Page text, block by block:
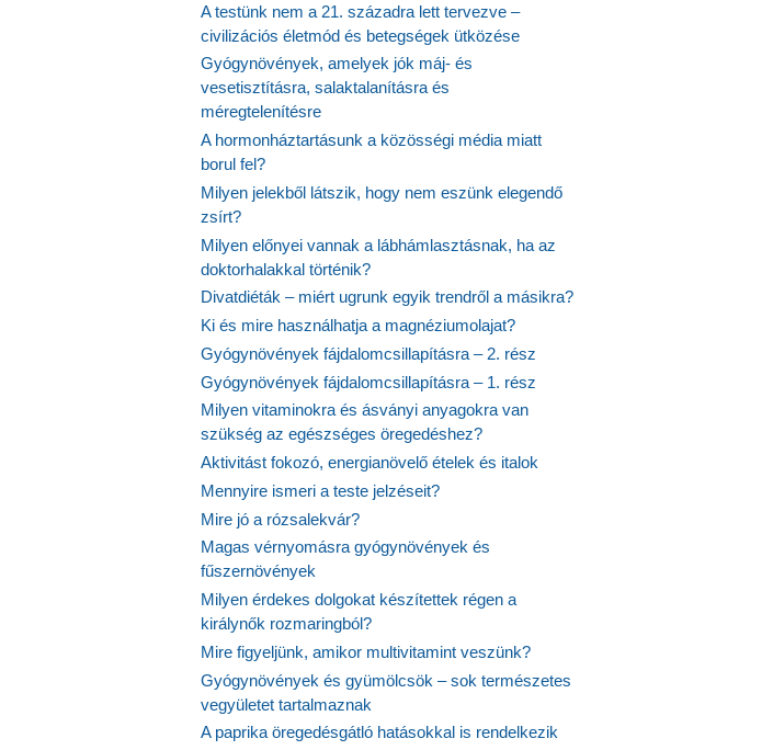
A testünk nem a 21. századra lett tervezve –
civilizációs életmód és betegségek ütközése
Gyógynövények, amelyek jók máj- és
vesetisztításra, salaktalanításra és
méregtelenítésre
A hormonháztartásunk a közösségi média miatt
borul fel?
Milyen jelekből látszik, hogy nem eszünk elegendő
zsírt?
Milyen előnyei vannak a lábhámlasztásnak, ha az
doktorhalakkal történik?
Divatdiéták – miért ugrunk egyik trendről a másikra?
Ki és mire használhatja a magnéziumolajat?
Gyógynövények fájdalomcsillapításra – 2. rész
Gyógynövények fájdalomcsillapításra – 1. rész
Milyen vitaminokra és ásványi anyagokra van
szükség az egészséges öregedéshez?
Aktivitást fokozó, energianövelő ételek és italok
Mennyire ismeri a teste jelzéseit?
Mire jó a rózsalekvár?
Magas vérnyomásra gyógynövények és
fűszernövények
Milyen érdekes dolgokat készítettek régen a
királynők rozmaringból?
Mire figyeljünk, amikor multivitamint veszünk?
Gyógynövények és gyümölcsök – sok természetes
vegyületet tartalmaznak
A paprika öregedésgátló hatásokkal is rendelkezik